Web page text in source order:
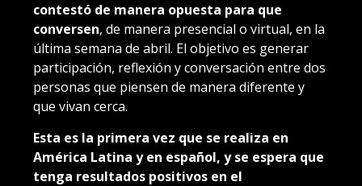
contestó de manera opuesta para que
conversen, de manera presencial o virtual, en la
última semana de abril. El objetivo es generar
participación, reflexión y conversación entre dos
personas que piensen de manera diferente y
que vivan cerca.
Esta es la primera vez que se realiza en
América Latina y en español, y se espera que
tenga resultados positivos en el